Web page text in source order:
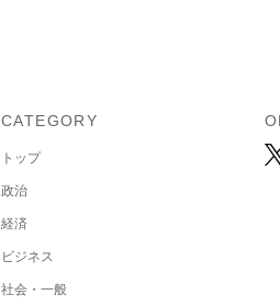
CATEGORY
トップ
政治
経済
ビジネス
社会・一般